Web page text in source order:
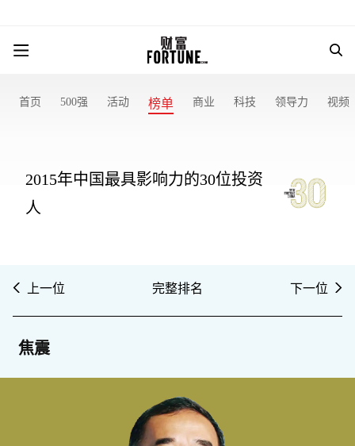
首页 500强 活动 榜单 商业 科技 领导力 视频
2015年中国最具影响力的30位投资
人
上一位 完整排名 下一位
焦震